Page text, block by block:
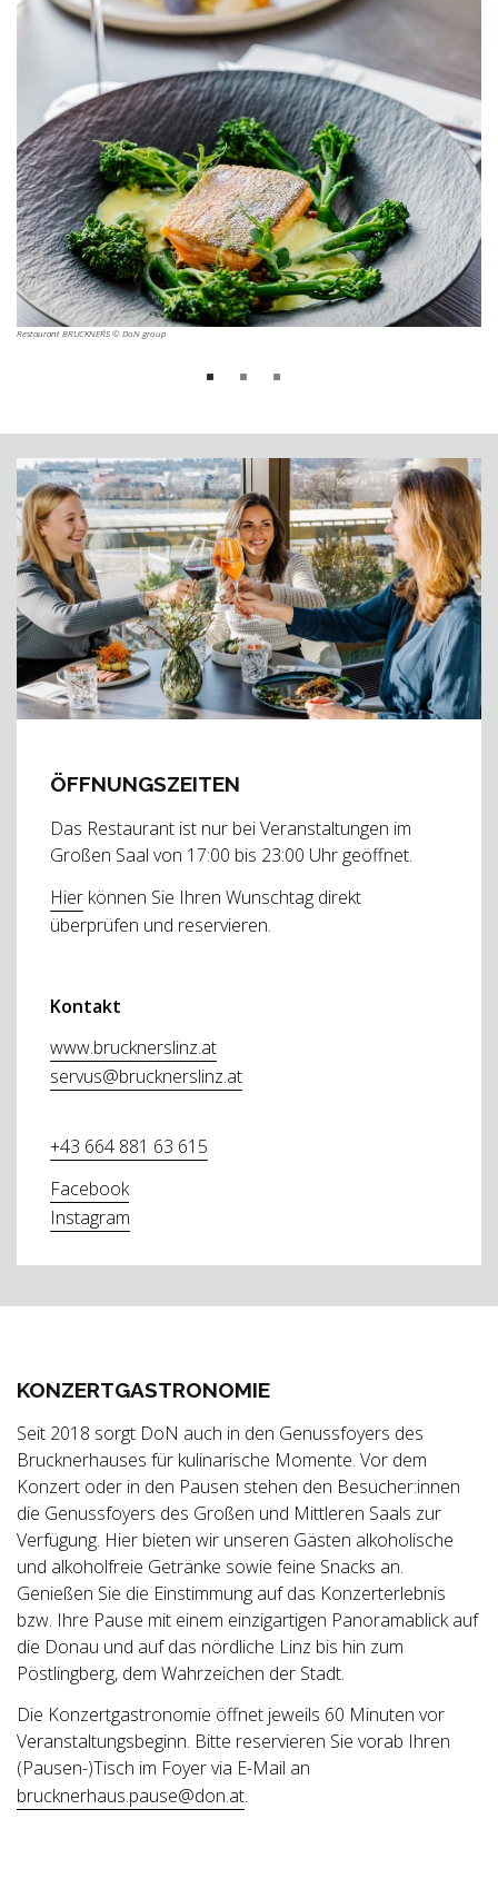
Restaurant BRUCKNER´S © DoN group
ÖFFNUNGSZEITEN
Das Restaurant ist nur bei Veranstaltungen im
Großen Saal von 17:00 bis 23:00 Uhr geöffnet.
Hier können Sie Ihren Wunschtag direkt
überprüfen und reservieren.
Kontakt
www.brucknerslinz.at
servus@brucknerslinz.at
+43 664 881 63 615
Facebook
Instagram
KONZERTGASTRONOMIE
Seit 2018 sorgt DoN auch in den Genussfoyers des
Brucknerhauses für kulinarische Momente. Vor dem
Konzert oder in den Pausen stehen den Besucher:innen
die Genussfoyers des Großen und Mittleren Saals zur
Verfügung. Hier bieten wir unseren Gästen alkoholische
und alkoholfreie Getränke sowie feine Snacks an.
Genießen Sie die Einstimmung auf das Konzerterlebnis
bzw. Ihre Pause mit einem einzigartigen Panoramablick auf
die Donau und auf das nördliche Linz bis hin zum
Pöstlingberg, dem Wahrzeichen der Stadt.
Die Konzertgastronomie öffnet jeweils 60 Minuten vor
Veranstaltungsbeginn. Bitte reservieren Sie vorab Ihren
(Pausen-)Tisch im Foyer via E-Mail an
brucknerhaus.pause@don.at.